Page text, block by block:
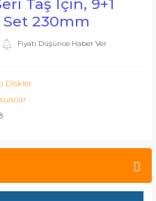
Taş İçin, 9+1
230mm
Fiyatı Düşünce Haber Ver
Diskler